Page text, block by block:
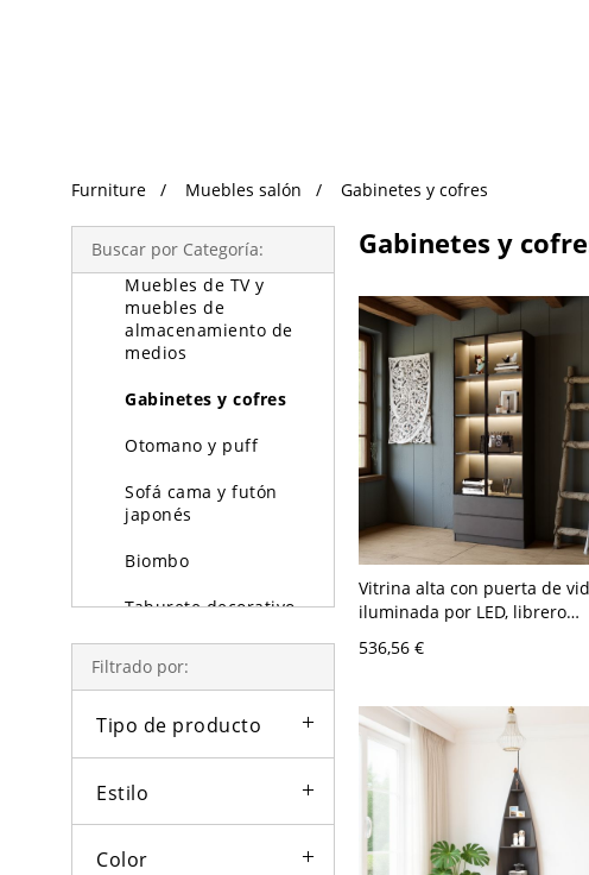
Furniture Muebles salón Gabinetes y cofres
Buscar por Categoría:
Sofá modular
Muebles de TV y
muebles de
almacenamiento de
medios
Gabinetes y cofres
Otomano y puff
Sofá cama y futón
japonés
Biombo
Taburete decorativo
Filtrado por:
Tipo de producto
Estilo
Color
Gabinetes y
Vitrina alta con puerta de
iluminada por LED, librero
moderno con estantes
2 cajones inferiores
536,56 €